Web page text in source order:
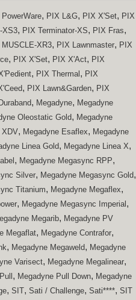
PowerWare, PIX L&G, PIX X'Set, PIX
XS3, PIX Terminator-XS, PIX Fras,
MUSCLE-XR3, PIX Lawnmaster, PIX
, PIX X'Set, PIX X'Act, PIX
, PIX Thermal , PIX
, PIX Lawn&Garden, PIX
, Megadyne, Megadyne
Oleostatic Gold, Megadyne
XDV, Megadyne Esaflex, Megadyne
Linea Gold, Megadyne Linea X,
, Megadyne Megasync RPP,
Silver, Megadyne Megasync Gold,
Titanium, Megadyne Megaflex,
, Megadyne Megasync Imperial ,
Megarib, Megadyne PV
Megaflat, Megadyne Contrafor,
, Megadyne Megaweld, Megadyne
Varisect, Megadyne Megalinear,
, Megadyne Pull Down, Megadyne
, SIT, Sati / Challenge, Sati****, SIT